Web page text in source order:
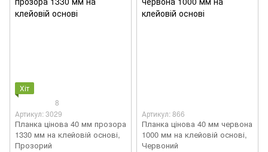
Хіт
8
Артикул: 3029
Планка цінова 40 мм прозора
1330 мм на клейовій основі,
Прозорий
Артикул: 866
Планка цінова 40 мм червона
1000 мм на клейовій основі,
Червоний